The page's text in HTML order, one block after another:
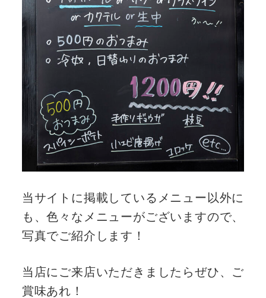
当サイトに掲載しているメニュー以外に
も、色々なメニューがございますので、
写真でご紹介します！
当店にご来店いただきましたらぜひ、ご
賞味あれ！